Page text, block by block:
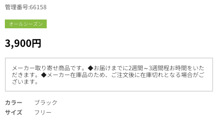
オールシーズン
メーカー取り寄せ商品です。◆お届けまでに2週間～3週間程お時間をいた
だきます。◆メーカー在庫品のため、ご注文後に在庫切れとなる場合がご
ざいます。
3,900円
管理番号66158
カラー
ブラック
サイズ
フリー